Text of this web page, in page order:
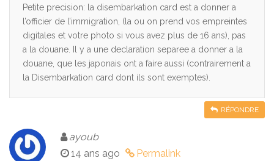
Petite precision: la disembarkation card est a donner a
l’officier de l’immigration, (la ou on prend vos empreintes
digitales et votre photo si vous avez plus de 16 ans), pas
a la douane. Il y a une declaration separee a donner a la
douane, que les japonais ont a faire aussi (contrairement a
la Disembarkation card dont ils sont exemptes).
RÉPONDRE
ayoub
14 ans ago
Permalink